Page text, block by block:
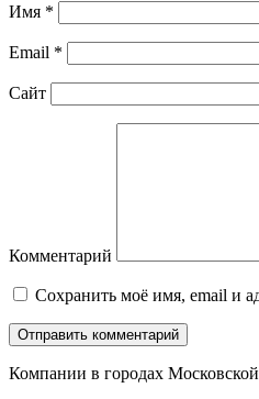
Имя *
Email *
Сайт
Комментарий
Сохранить моё имя, email и
Компании в городах Московской